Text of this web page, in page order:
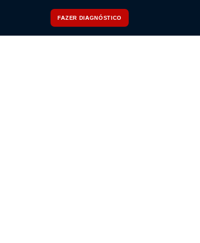
FAZER DIAGNÓSTICO